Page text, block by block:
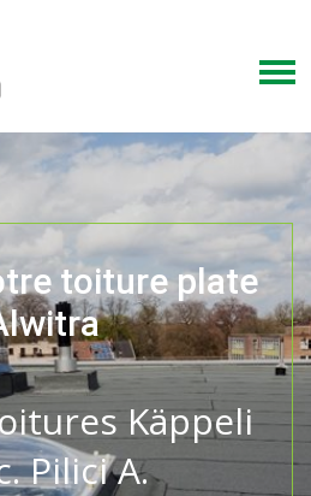
toiture plate
Käppeli
Pilici A.